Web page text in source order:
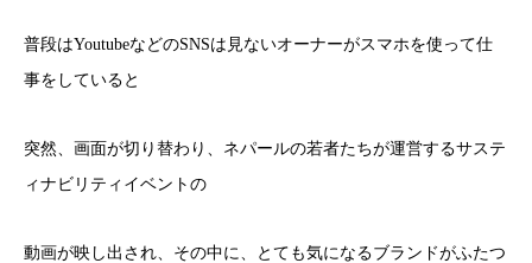
普段はYoutubeなどのSNSは見ないオーナーがスマホを使って仕
事をしていると
突然、画面が切り替わり、ネパールの若者たちが運営するサステ
ィナビリティイベントの
動画が映し出され、その中に、とても気になるブランドがふたつ